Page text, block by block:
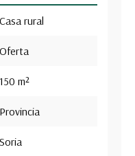
Casa rural
Oferta
150 m²
Provincia
Soria